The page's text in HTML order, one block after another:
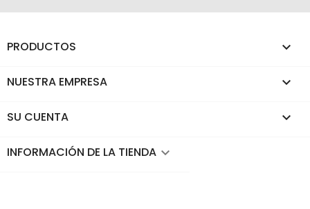
PRODUCTOS 
NUESTRA EMPRESA 
SU CUENTA 
INFORMACIÓN DE LA TIENDA keyboard_arrow_down